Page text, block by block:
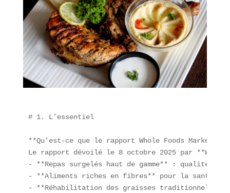
# 1. L’essentiel
**Qu’est-ce que le rapport Whole Foods Market
Le rapport dévoilé le 8 octobre 2025 par
- **Repas surgelés haut de gamme** : qualité +
- **Aliments riches en fibres** pour la santé
- **Réhabilitation des graisses